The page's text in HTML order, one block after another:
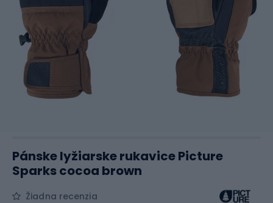
Pánske lyžiarske rukavice Picture
Sparks cocoa brown
Žiadna recenzia